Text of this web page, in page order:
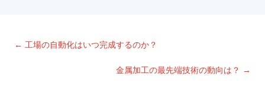
← 工場の自動化はいつ完成するのか？
金属加工の最先端技術の動向は？ →